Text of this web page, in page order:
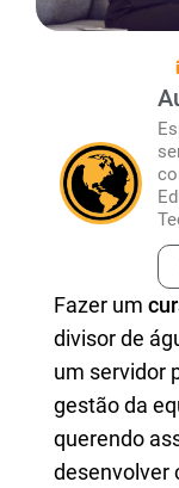
Fazer um
divisor de
um servidor
gestão da
querendo
desenvolver